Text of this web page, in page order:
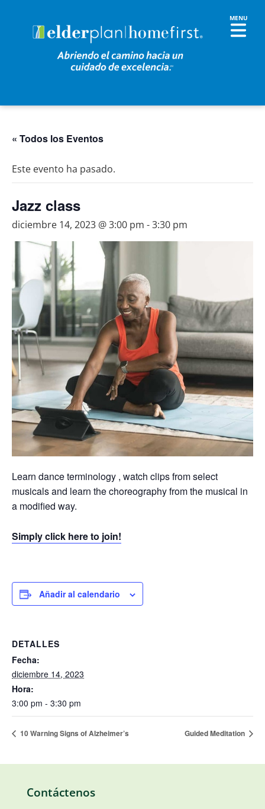
« Todos los Eventos
Este evento ha pasado.
Jazz class
diciembre 14, 2023 @ 3:00 pm -3:30 pm
Learn dance terminology , watch clips from select
musicals and learn the choreography from the musical in
a modified way.
Simply click here to join!
Añadir al calendario
DETALLES
Fecha:
diciembre 14, 2023
Hora:
3:00 pm - 3:30 pm
10 Warning Signs of Alzheimer’s Guided Meditation
Contáctenos